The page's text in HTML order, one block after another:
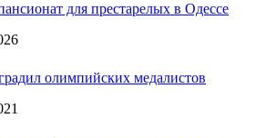
для престарелых в Одессе
олимпийских медалистов